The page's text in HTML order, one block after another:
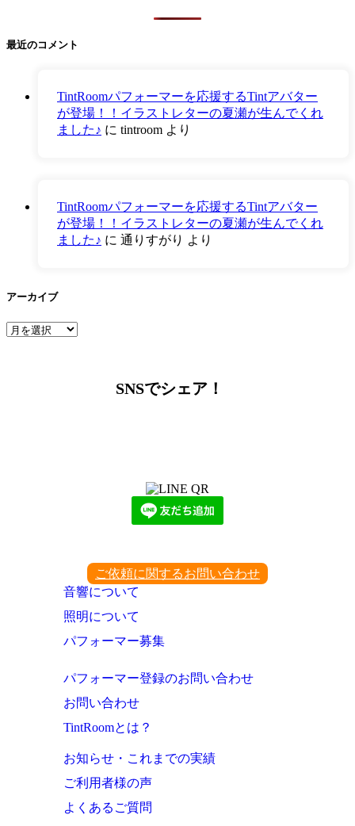
最近のコメント
TintRoomパフォーマーを応援するTintアバター
が登場！！イラストレターの夏瀬が生んでくれ
ました♪ に tintroom より
TintRoomパフォーマーを応援するTintアバター
が登場！！イラストレターの夏瀬が生んでくれ
ました♪ に 通りすがり より
アーカイブ
ア
SNSでシェア！
ご依頼に関するお問い合わせ
音響について
照明について
パフォーマー募集
パフォーマー登録のお問い合わせ
お問い合わせ
TintRoomとは？
お知らせ・これまでの実績
ご利用者様の声
よくあるご質問